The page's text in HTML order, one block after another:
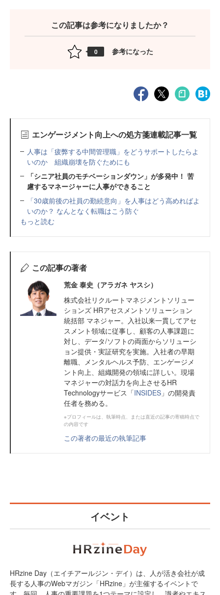
この記事は参考になりましたか？
0 参考になった
エンゲージメント向上への処方箋連載記事一覧
人事は「疲弊する中間管理職」をどうサポートしたらよ
いのか 組織崩壊を防ぐためにも
「シニア社員のモチベーションダウン」が多発中！ 苦
慮するマネージャーに人事ができること
「30歳前後の社員の勤続意向」を人事はどう高めればよ
いのか？ なんとなく転職はこう防ぐ
もっと読む
この記事の著者
荒金 泰史（アラガネ ヤスシ）
株式会社リクルートマネジメントソリュー
ションズ HRアセスメントソリューション
統括部 マネジャー。入社以来一貫してアセ
スメント領域に従事し、顧客の人事課題に
対し、データ/ソフトの両面からソリューシ
ョン提供・実証研究を実施。入社者の早期
離職、メンタルヘルス予防、エンゲージメ
ント向上、組織開発の領域に詳しい。現場
マネジャーの対話力を向上させるHR
Technologyサービス「INSIDES 」の開発責
任者を務める。
※プロフィールは、執筆時点、または直近の記事の寄稿時点で
の内容です
この著者の最近の執筆記事
イベント
HRzine Day（エイチアールジン・デイ）は、人が活き会社が成
長する人事のWebマガジン「HRzine」が主催するイベントで